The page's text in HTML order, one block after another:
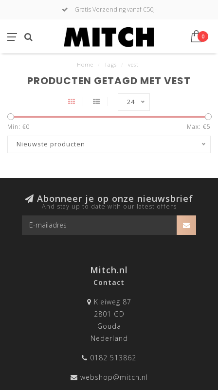
Gratis Verzending vanaf €50,-
0
Home Tags vest
PRODUCTEN GETAGD MET VEST
24
Min: €0 Max: €5
Nieuwste producten
Abonneer je op onze nieuwsbrief
And stay up to date with our latest offers
Mitch.nl
Contact
Kleiweg 87
2801 GD
Gouda
Nederland
0182 513862
webshop@mitch.nl